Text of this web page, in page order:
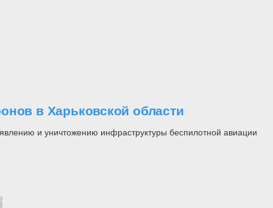
в Харьковской области
и уничтожению инфраструктуры беспилотной авиации